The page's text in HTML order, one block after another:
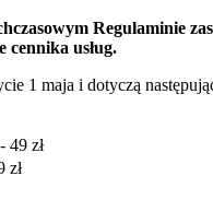
Regulaminie
cennika usług.
1 maja i dotyczą
49 zł
zł